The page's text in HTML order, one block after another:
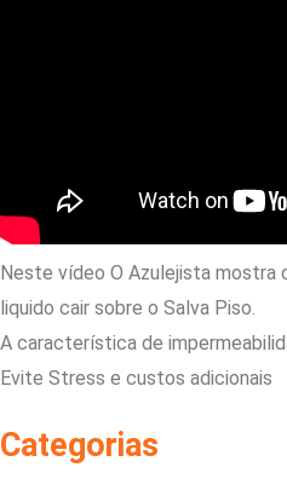
Neste vídeo O Azulejista mostra
liquido cair sobre o Salva Piso.
A característica de
Evite Stress e custos adicionais
Categorias